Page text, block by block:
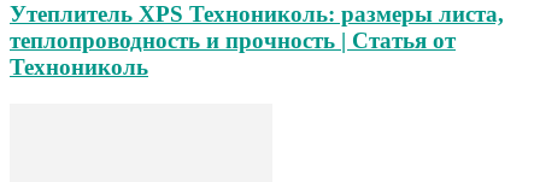
Утеплитель XPS Технониколь: размеры листа,
теплопроводность и прочность | Статья от
Технониколь